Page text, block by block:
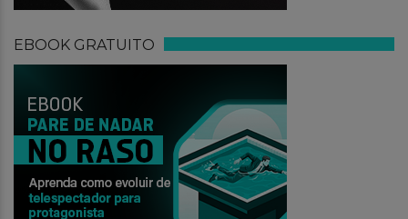
EBOOK GRATUITO